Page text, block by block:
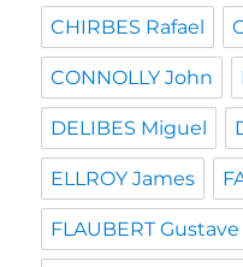
CHIRBES Rafael
CONNOLLY John
DELIBES Miguel
ELLROY James
FLAUBERT Gustave